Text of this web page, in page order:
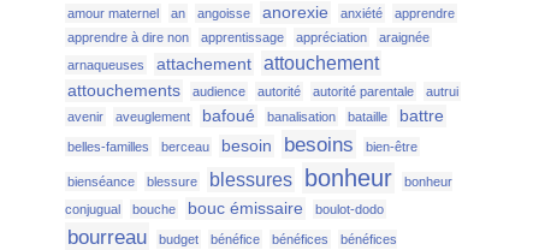
amour maternel an angoisse anorexie anxiété
apprendre
apprendre à dire non
apprentissage appréciation
araignée
arnaqueuses
attachement attouchement
attouchements audience autorité autorité parentale
autrui
avenir
aveuglement bafoué banalisation bataille battre
belles-familles berceau besoin besoins bien-être
bienséance blessure blessures bonheur
bonheur
conjugual
bouche bouc émissaire boulot-dodo
bourreau budget bénéfice bénéfices
bénéfices